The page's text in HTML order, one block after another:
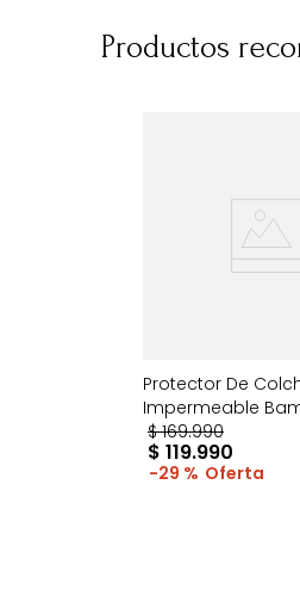
Productos
Protector De
Impermeable
Blanco
$ 169.990
$ 119.990
29 %